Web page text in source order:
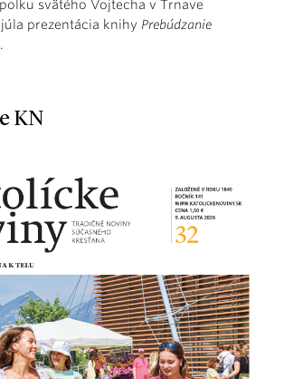
svätého Vojtecha v Trnave
prezentácia knihy Prebúdzanie
.
KN